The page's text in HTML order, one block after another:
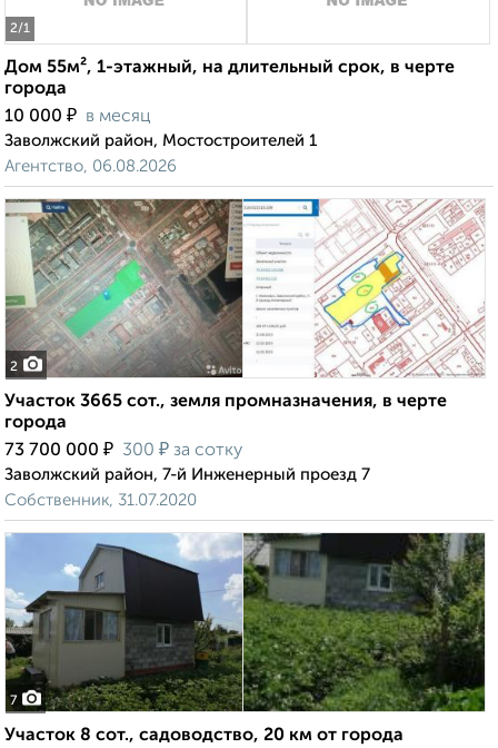
2/1
Дом 55м², 1-этажный, на длительный срок, в черте
города
10 000 ₽ в месяц
Заволжский район, Мостостроителей 1
Агентство, 06.08.2026
2
Участок 3665 сот., земля промназначения, в черте
города
73 700 000 ₽ 300 ₽ за сотку
Заволжский район, 7-й Инженерный проезд 7
Собственник, 31.07.2020
7
Участок 8 сот., садоводство, 20 км от города